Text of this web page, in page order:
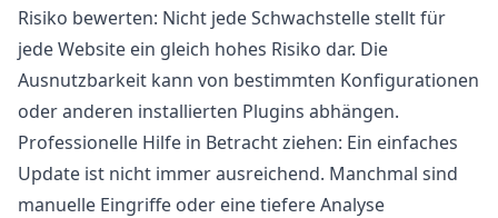
Risiko bewerten: Nicht jede Schwachstelle stellt für
jede Website ein gleich hohes Risiko dar. Die
Ausnutzbarkeit kann von bestimmten Konfigurationen
oder anderen installierten Plugins abhängen.
Professionelle Hilfe in Betracht ziehen: Ein einfaches
Update ist nicht immer ausreichend. Manchmal sind
manuelle Eingriffe oder eine tiefere Analyse